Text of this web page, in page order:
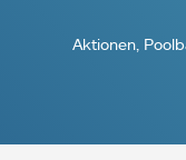
Aktionen,